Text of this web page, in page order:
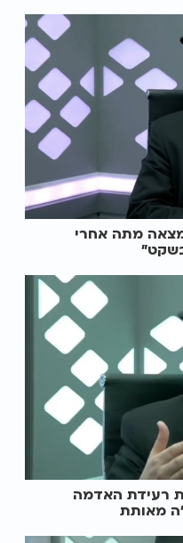
מתה אחרי
רעידת האדמה
מאותת